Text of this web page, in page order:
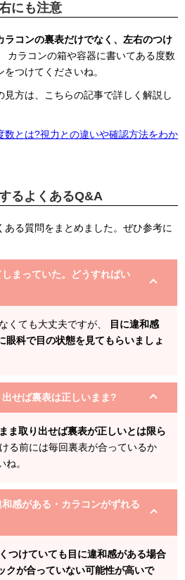
にも注意
ラコンの裏表だけでなく、左右のつけ
カラコンの箱や容器に書いてある度数
つけてくださいね。
方は、こちらの記事で詳しく解説し
数とは?視力との違いや確認方法をわか
るよくあるQ&A
ある質問をまとめました。ぜひ参考に
まっていた。どうすればい
くても大丈夫ですが、
目に違和感
眼科で目の状態を見てもらいましょ
せば裏表は正しいまま?
ま取り出せば裏表が正しいとは限ら
る前には毎回裏表が合っているか
。
感がある・カラコンがずれる
つけていても目に違和感がある場合
クが合っていない可能性が高いで